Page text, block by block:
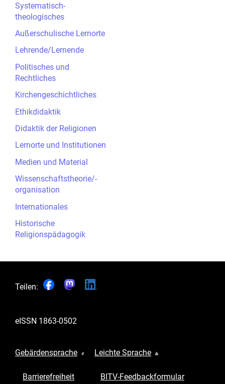
Systematisch-
theologisches
Außerschulische Lernorte
Lehrende/Lernende
Politisches und
Rechtliches
Kirchengeschichtliches
Ethikdidaktik
Didaktik der Religionen
Lernorte und Institutionen
Medien und Material
Wissenschaftstheorie/-
organisation
Internationales
Historische
Religionspädagogik
Teilen:
eISSN 1863-0502
Gebärdensprache Leichte Sprache
Barrierefreiheit BITV-Feedbackformular